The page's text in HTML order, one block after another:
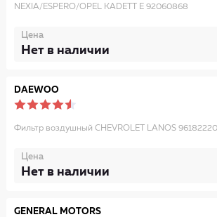
NEXIA/ESPERO/OPEL KADETT E 92060868
Цена
Нет в наличии
DAEWOO
Фильтр воздушный CHEVROLET LANOS 96182220
Цена
Нет в наличии
GENERAL MOTORS